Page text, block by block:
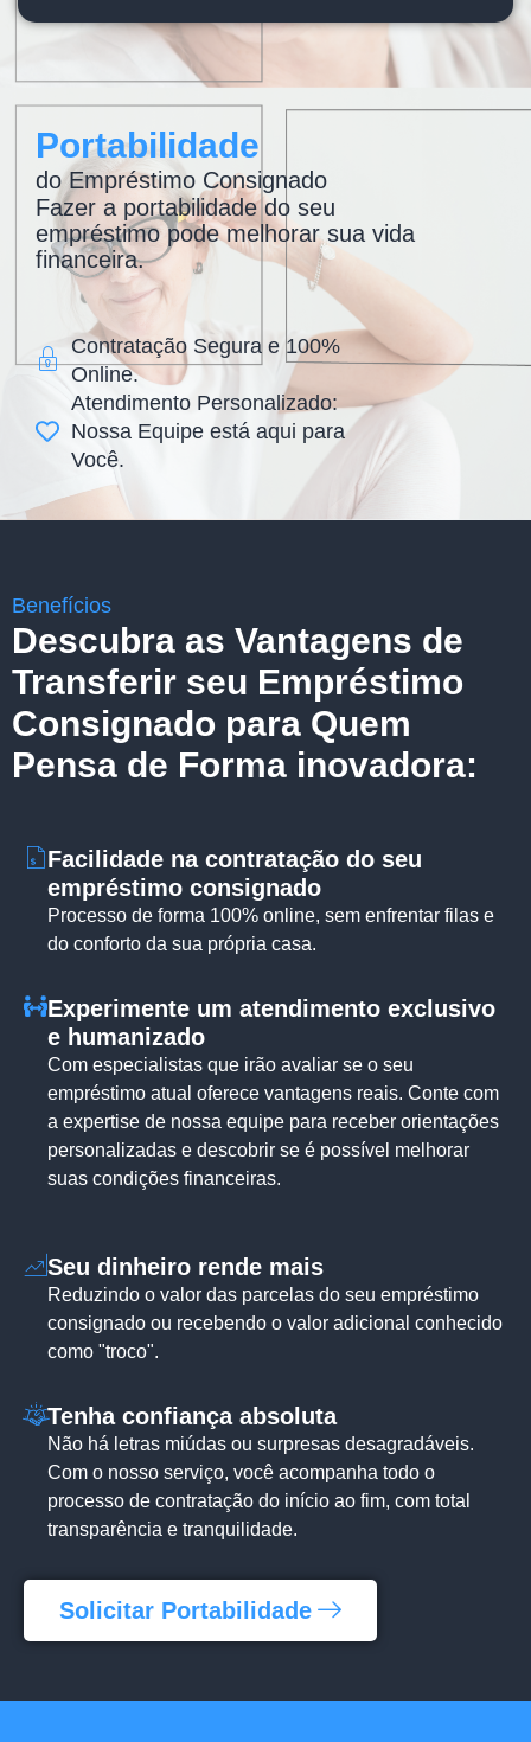
Portabilidade
do Empréstimo Consignado
Fazer a portabilidade do seu
empréstimo pode melhorar sua vida
financeira.
Contratação Segura e 100%
Online.
Atendimento Personalizado:
Nossa Equipe está aqui para
Você.
Seu dinheiro rende mais
Reduzindo o valor das parcelas do seu empréstimo
consignado ou recebendo o valor adicional conhecido
como "troco".
Tenha confiança absoluta
Não há letras miúdas ou surpresas desagradáveis.
Com o nosso serviço, você acompanha todo o
processo de contratação do início ao fim, com total
transparência e tranquilidade.
Solicitar Portabilidade
Facilidade na contratação do seu
empréstimo consignado
Processo de forma 100% online, sem enfrentar filas e
do conforto da sua própria casa.
Experimente um atendimento exclusivo
e humanizado
Com especialistas que irão avaliar se o seu
empréstimo atual oferece vantagens reais. Conte com
a expertise de nossa equipe para receber orientações
personalizadas e descobrir se é possível melhorar
suas condições financeiras.
Benefícios
Descubra as Vantagens de
Transferir seu Empréstimo
Consignado para Quem
Pensa de Forma inovadora: